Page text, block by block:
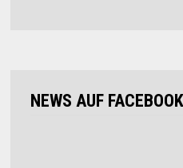
NEWS AUF FACEBOOK